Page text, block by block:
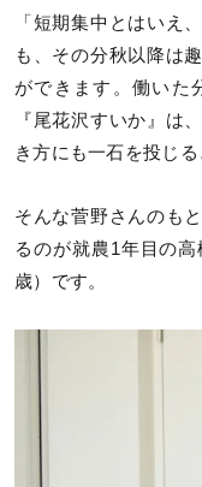
「短期集中とはいえ
も、その分秋以降は
ができます。働いた
『尾花沢すいか』は
き方にも一石を投じる
そんな菅野さんのも
るのが就農1年目の
歳）です。